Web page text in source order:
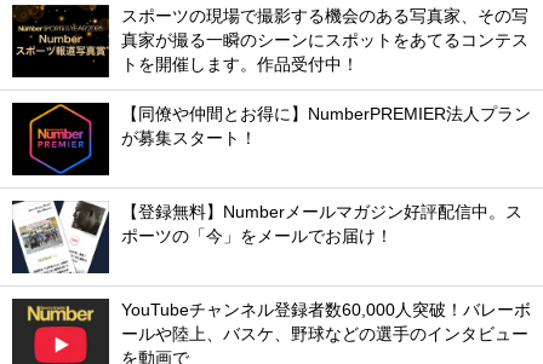
スポーツの現場で撮影する機会のある写真家、その写
真家が撮る一瞬のシーンにスポットをあてるコンテス
トを開催します。作品受付中！
【同僚や仲間とお得に】NumberPREMIER法人プラン
が募集スタート！
【登録無料】Numberメールマガジン好評配信中。ス
ポーツの「今」をメールでお届け！
YouTubeチャンネル登録者数60,000人突破！バレーボ
ールや陸上、バスケ、野球などの選手のインタビュー
を動画で